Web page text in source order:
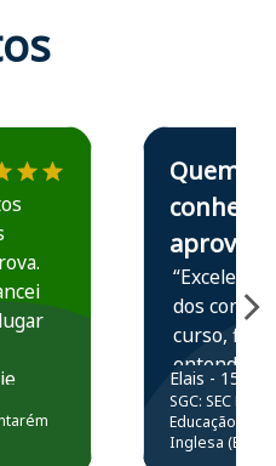
Aprova Concursos emEstudante Elais
Quem
conhece,
aprova
“Excelente
dos
curso,
entender e
prática
resolução
questões.”
Elais - 15/07/
SGC: SEC BA
Educação
Inglesa (Edital